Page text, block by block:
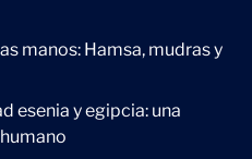
manos: Hamsa, mudras y
esenia y egipcia: una